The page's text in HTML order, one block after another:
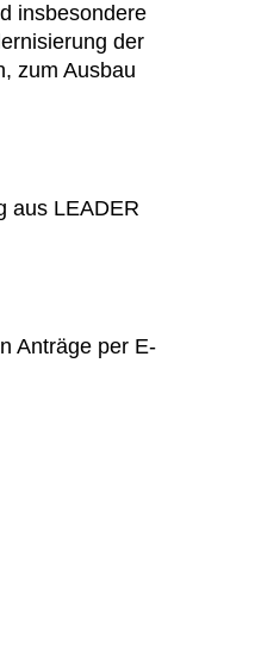
insbesondere
der
zum Ausbau
aus LEADER
Anträge per E-